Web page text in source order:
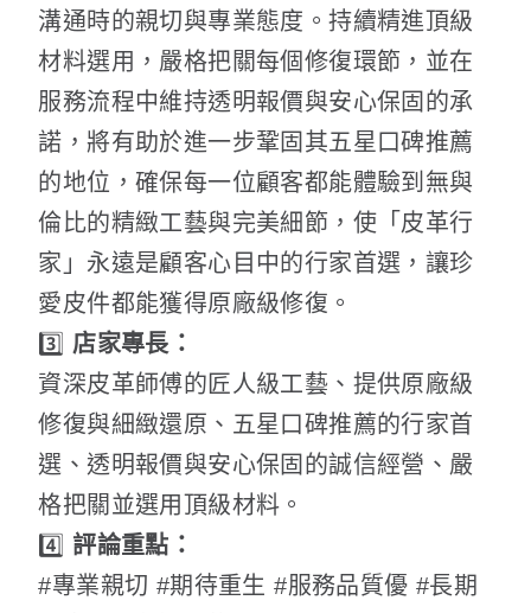
溝通時的親切與專業態度。持續精進頂級
材料選用，嚴格把關每個修復環節，並在
服務流程中維持透明報價與安心保固的承
諾，將有助於進一步鞏固其五星口碑推薦
的地位，確保每一位顧客都能體驗到無與
倫比的精緻工藝與完美細節，使「皮革行
家」永遠是顧客心目中的行家首選，讓珍
愛皮件都能獲得原廠級修復。
3️⃣ 店家專長：
資深皮革師傅的匠人級工藝、提供原廠級
修復與細緻還原、五星口碑推薦的行家首
選、透明報價與安心保固的誠信經營、嚴
格把關並選用頂級材料。
4️⃣ 評論重點：
#專業親切 #期待重生 #服務品質優 #長期